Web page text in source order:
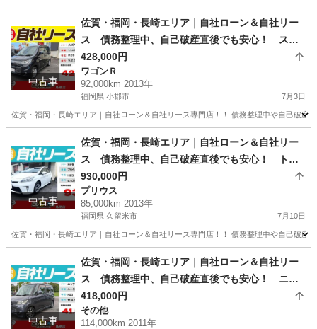
その他 車両
中古車
佐賀・福岡・長崎エリア｜自社ローン＆自社リー
ス 債務整理中、自己破産直後でも安心！ スズ
キ ワゴンRスティングレー H25年式
428,000円
ワゴンＲ
92,000km 2013年
福岡県 小郡市 7月3日
佐賀・福岡・長崎エリア｜自社ローン＆自社リース専門店！！ 債務整理中や自己破
ワゴンＲ ローン
中古車
佐賀・福岡・長崎エリア｜自社ローン＆自社リー
ス 債務整理中、自己破産直後でも安心！ トヨ
タ プリウス S H25年式
930,000円
プリウス
85,000km 2013年
福岡県 久留米市 7月10日
佐賀・福岡・長崎エリア｜自社ローン＆自社リース専門店！！ 債務整理中や自己破
プリウス ローン
中古車
佐賀・福岡・長崎エリア｜自社ローン＆自社リー
ス 債務整理中、自己破産直後でも安心！ ニッ
サン ルークスHS H23年式
418,000円
その他
114,000km 2011年